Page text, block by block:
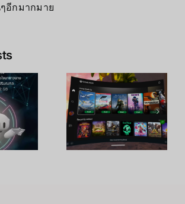
อีกมากมาย
ตรีมใน
2
Oculus
Quest 2
อุปกรณ์ VR
ที่ดีกว่าเดิม
ด้วยจุดเด่นที่